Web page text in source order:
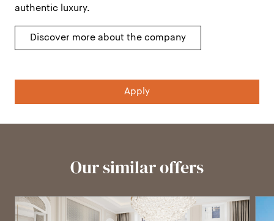
authentic luxury.
Discover more about the company
Apply
Our similar offers